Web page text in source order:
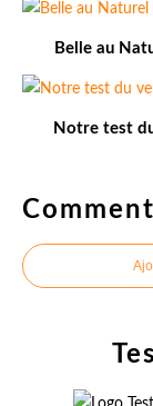
Belle au
Notre test